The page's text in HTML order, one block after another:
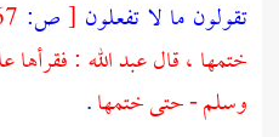
تقولون ما لا تفعلون [ص:
ختمها ، قالعبد الله : فقرأها
وسلم - حتى ختمها.